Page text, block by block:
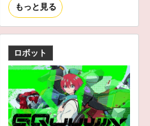
もっと見る
ロボット